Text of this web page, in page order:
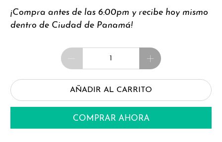
¡Compra antes de las 6:00pm y recibe hoy mismo
dentro de Ciudad de Panamá!
Cantidad
AÑADIR AL CARRITO
COMPRAR AHORA